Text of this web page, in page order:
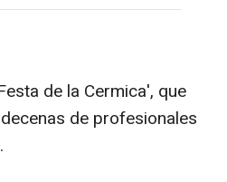
de la Cermica', que
de profesionales